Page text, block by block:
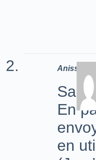
Anissa
En
en